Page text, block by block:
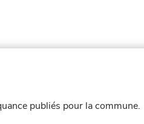
publiés pour la commune.